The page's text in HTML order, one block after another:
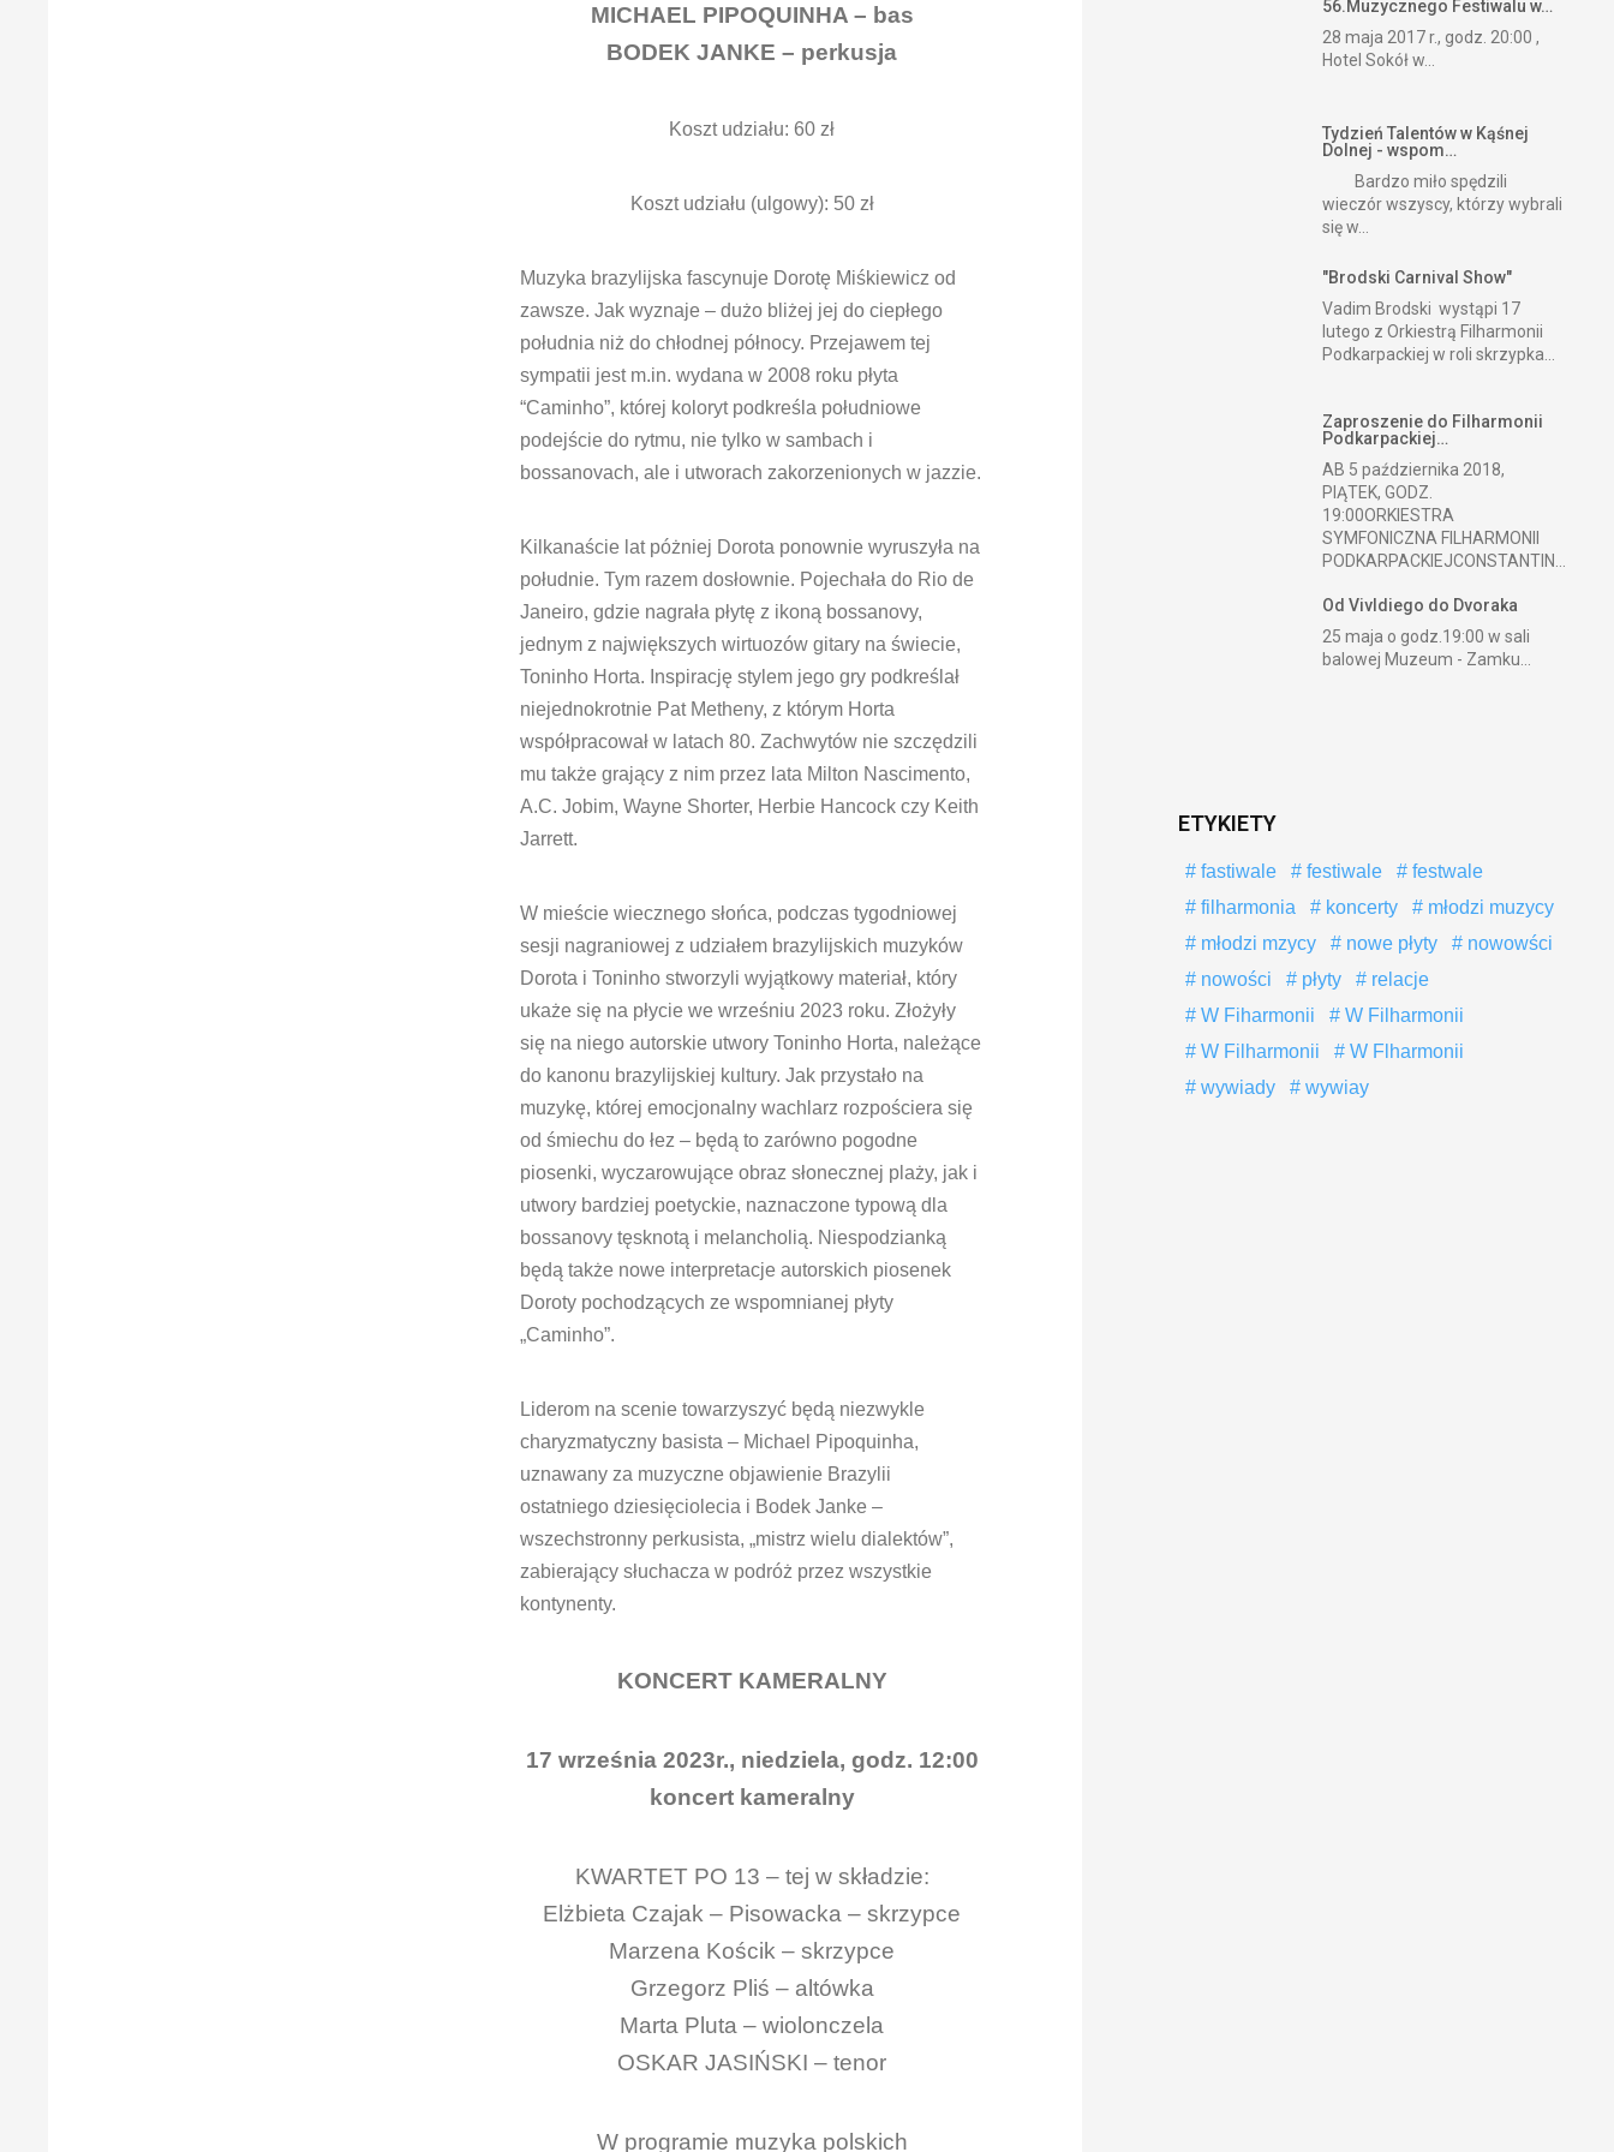
MICHAEL PIPOQUINHA – bas
BODEK JANKE – perkusja
Koszt udziału: 60 zł
Koszt udziału (ulgowy): 50 zł
Muzyka brazylijska fascynuje Dorotę Miśkiewicz od
zawsze. Jak wyznaje – dużo bliżej jej do ciepłego
południa niż do chłodnej północy. Przejawem tej
sympatii jest m.in. wydana w 2008 roku płyta
“Caminho”, której koloryt podkreśla południowe
podejście do rytmu, nie tylko w sambach i
bossanovach, ale i utworach zakorzenionych w jazzie.
Kilkanaście lat póżniej Dorota ponownie wyruszyła na
południe. Tym razem dosłownie. Pojechała do Rio de
Janeiro, gdzie nagrała płytę z ikoną bossanovy,
jednym z największych wirtuozów gitary na świecie,
Toninho Horta. Inspirację stylem jego gry podkreślał
niejednokrotnie Pat Metheny, z którym Horta
współpracował w latach 80. Zachwytów nie szczędzili
mu także grający z nim przez lata Milton Nascimento,
A.C. Jobim, Wayne Shorter, Herbie Hancock czy Keith
Jarrett.
W mieście wiecznego słońca, podczas tygodniowej
sesji nagraniowej z udziałem brazylijskich muzyków
Dorota i Toninho stworzyli wyjątkowy materiał, który
ukaże się na płycie we wrześniu 2023 roku. Złożyły
się na niego autorskie utwory Toninho Horta, należące
do kanonu brazylijskiej kultury. Jak przystało na
muzykę, której emocjonalny wachlarz rozpościera się
od śmiechu do łez – będą to zarówno pogodne
piosenki, wyczarowujące obraz słonecznej plaży, jak i
utwory bardziej poetyckie, naznaczone typową dla
bossanovy tęsknotą i melancholią. Niespodzianką
będą także nowe interpretacje autorskich piosenek
Doroty pochodzących ze wspomnianej płyty
„Caminho”.
Liderom na scenie towarzyszyć będą niezwykle
charyzmatyczny basista – Michael Pipoquinha,
uznawany za muzyczne objawienie Brazylii
ostatniego dziesięciolecia i Bodek Janke –
wszechstronny perkusista, „mistrz wielu dialektów”,
zabierający słuchacza w podróż przez wszystkie
kontynenty.
KONCERT KAMERALNY
17 września 2023r., niedziela, godz. 12:00
koncert kameralny
KWARTET PO 13 – tej w składzie:
Elżbieta Czajak – Pisowacka – skrzypce
Marzena Kościk – skrzypce
Grzegorz Pliś – altówka
Marta Pluta – wiolonczela
OSKAR JASIŃSKI – tenor
W programie muzyka polskich
56.Muzycznego Festiwalu w…
28 maja 2017 r., godz. 20:00 ,
Hotel Sokół w...
Tydzień Talentów w Kąśnej
Dolnej - wspom…
Bardzo miło spędzili
wieczór wszyscy, którzy wybrali
się w...
"Brodski Carnival Show"
Vadim Brodski wystąpi 17
lutego z Orkiestrą Filharmonii
Podkarpackiej w roli skrzypka...
Zaproszenie do Filharmonii
Podkarpackiej…
AB 5 października 2018,
PIĄTEK, GODZ.
19:00ORKIESTRA
SYMFONICZNA FILHARMONII
PODKARPACKIEJCONSTANTIN...
Od Vivldiego do Dvoraka
25 maja o godz.19:00 w sali
balowej Muzeum - Zamku...
ETYKIETY
fastiwale festiwale
festwale
filharmonia
koncerty
młodzi muzycy
młodzi mzycy
nowe płyty
nowowści
nowości
płyty
relacje
W Fiharmonii
W Filharmonii
W Filharmonii
W Flharmonii
wywiady
wywiay